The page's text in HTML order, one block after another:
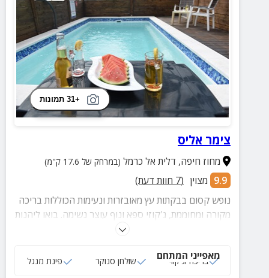
+31 תמונות
צימר אליס
מחוז חיפה, דלית אל כרמל (במרחק של 17.6 ק"מ)
9.9 מצוין (
7 חוות דעת)
נופש קסום בבקתות עץ מאובזרות ונעימות הכוללות בריכה
מקורה ומחוממת, ג'קוזי ספא ונוף עוצר נשימה. בואו ליהנות
מארוחת בוקר דרוזית עשירה ואטרקציות מהנות בקרבת
מאפייני המתחם
בריכה וג'קוזי שולחן סנוקר פינת מנגל